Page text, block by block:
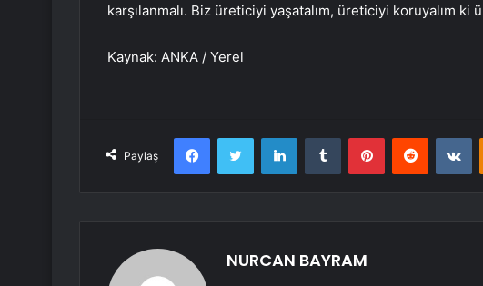
karşılanmalı. Biz üreticiyi yaşatalım, üreticiyi koruyalım ki
Kaynak: ANKA / Yerel
Paylaş
FacebookTwitter LinkedInTumblr PinterestReddit
NURCAN BAYRAM